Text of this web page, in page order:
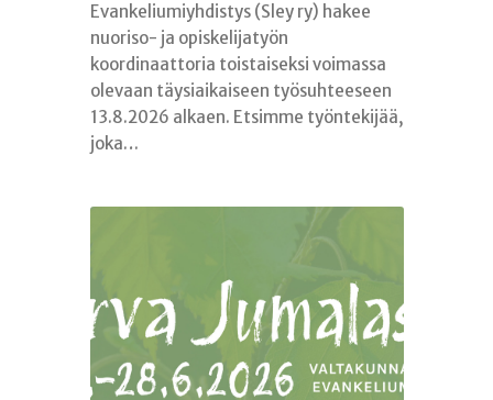
Evankeliumiyhdistys (Sley ry) hakee
nuoriso- ja opiskelijatyön
koordinaattoria toistaiseksi voimassa
olevaan täysiaikaiseen työsuhteeseen
13.8.2026 alkaen. Etsimme työntekijää,
joka…